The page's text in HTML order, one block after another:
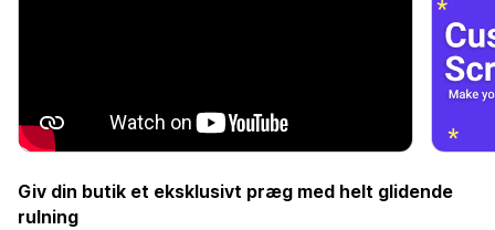
Giv din butik et eksklusivt præg med helt glidende
rulning